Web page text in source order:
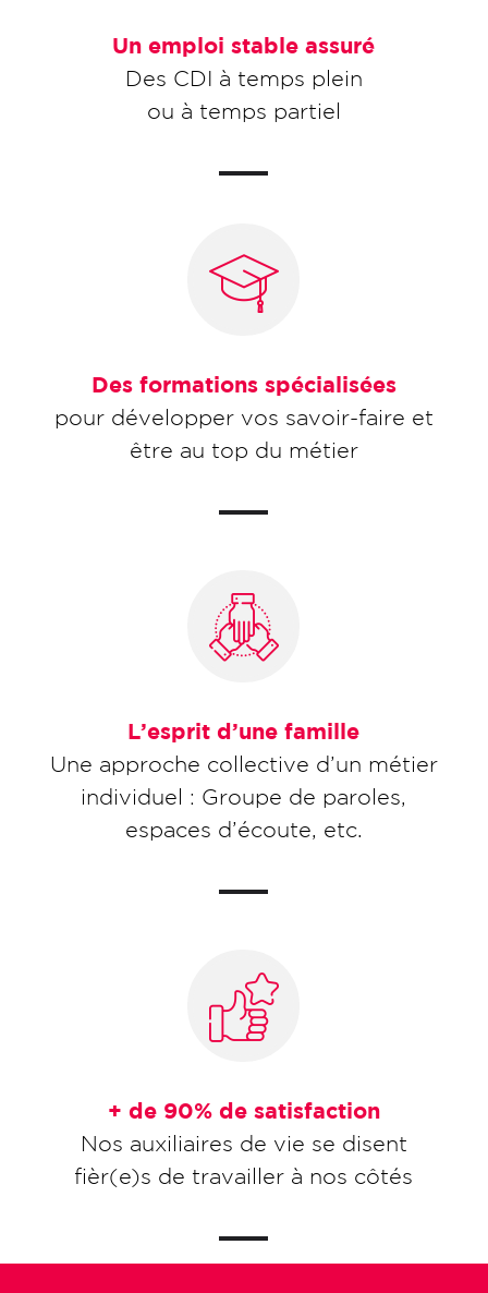
Un emploi stable assuré
Des CDI à temps plein
ou à temps partiel
Des formations spécialisées
pour développer vos savoir-faire et
être au top du métier
L’esprit d’une famille
Une approche collective d’un métier
individuel : Groupe de paroles,
espaces d’écoute, etc.
+ de 90% de satisfaction
Nos auxiliaires de vie se disent
fièr(e)s de travailler à nos côtés